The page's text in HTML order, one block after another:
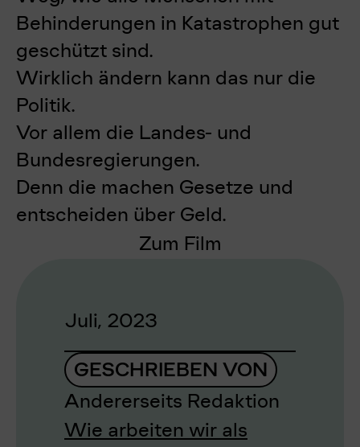
Behinderungen in Katastrophen gut
geschützt sind.
Wirklich ändern kann das nur die
Politik.
Vor allem die Landes- und
Bundesregierungen.
Denn die machen Gesetze und
entscheiden über Geld.
Zum Film
Juli, 2023
GESCHRIEBEN VON
Andererseits Redaktion
Wie arbeiten wir als